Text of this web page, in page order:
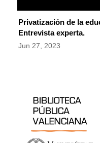
Privatización de la
Entrevista experta.
Jun 27, 2023